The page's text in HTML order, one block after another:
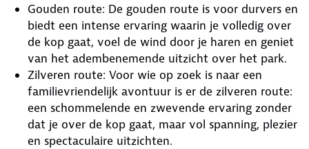
Gouden route: De gouden route is voor durvers en
biedt een intense ervaring waarin je volledig over
de kop gaat, voel de wind door je haren en geniet
van het adembenemende uitzicht over het park.
Zilveren route: Voor wie op zoek is naar een
familievriendelijk avontuur is er de zilveren route:
een schommelende en zwevende ervaring zonder
dat je over de kop gaat, maar vol spanning, plezier
en spectaculaire uitzichten.